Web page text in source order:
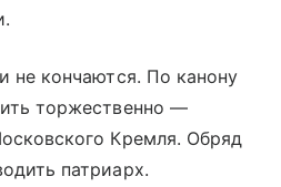
не кончаются. По канону
торжественно —
Кремля. Обряд
патриарх.